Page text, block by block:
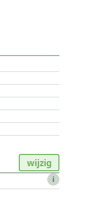
wijzig
i